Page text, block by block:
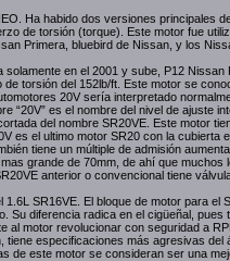
Ha habido dos versiones principales
de torsión (torque). Este motor fue
Primera, bluebird de Nissan, y los
en el 2001 y sube, P12 Nissan
torsión del 152lb/ft. Este motor se
20V sería interpretado
“20V” es el nombre del nivel de ajuste
del nombre SR20VE. Este motor
es el ultimo motor SR20 con la cubierta
tiene un múltiple de admisión
grande de 70mm, de ahí que muchos
anterior o convencional tiene
SR16VE. El bloque de motor para el
Su diferencia radica en el cigüeñal, pues
al motor revolucionar con seguridad a
tiene especificaciones más agresivas del
de este motor se consideran ser una